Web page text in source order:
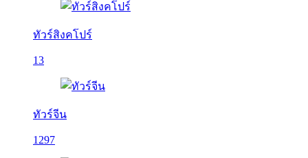
ทัวร์สิงคโปร์
13
ทัวร์จีน
1297